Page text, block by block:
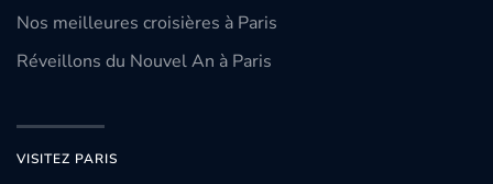
Nos meilleures croisières à Paris
Réveillons du Nouvel An à Paris
VISITEZ PARIS